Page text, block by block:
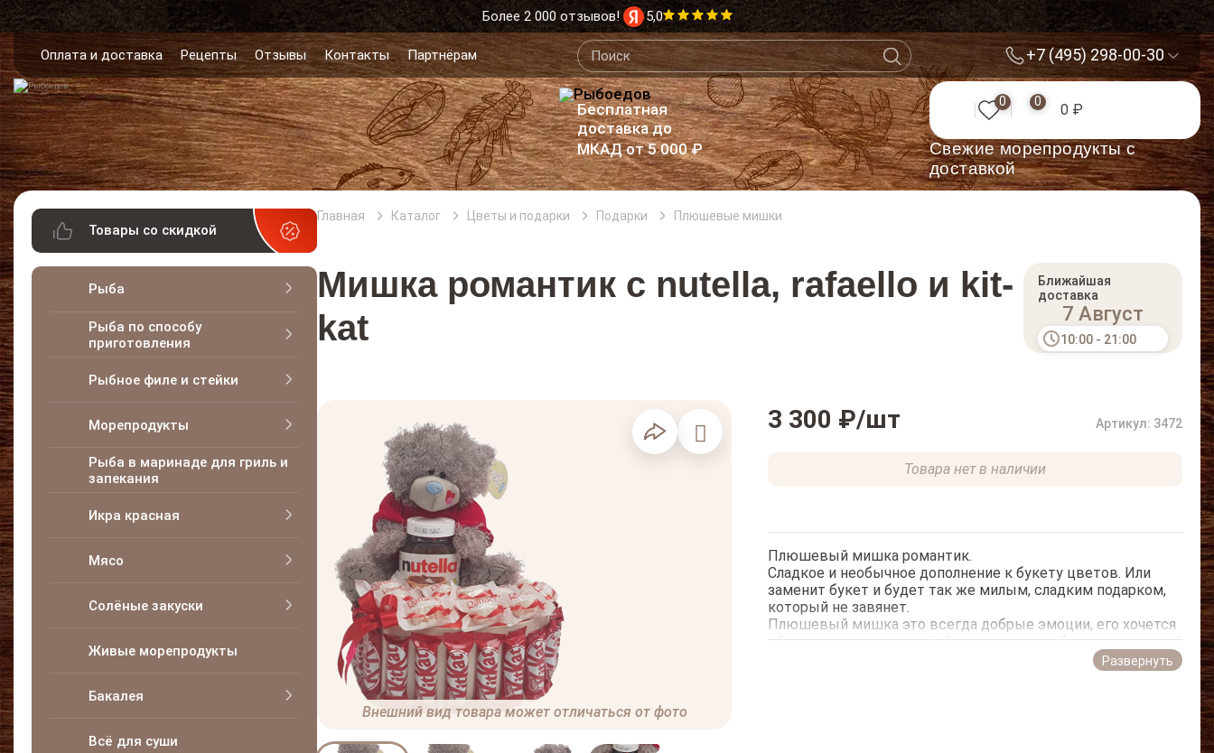
Более 2 000 отзывов! 5,0
Оплата и доставка Рецепты Отзывы Контакты Партнёрам +7 (495) 298-00-30
Бесплатная
доставка до
МКАД от 5 000 ₽
0 0 0 ₽
Cвежие морепродукты с
доставкой
Товары со скидкой
Рыба
Рыба по способу
приготовления
Рыбное филе и стейки
Морепродукты
Рыба в маринаде для гриль и
запекания
Икра красная
Мясо
Солёные закуски
Живые морепродукты
Бакалея
Всё для суши
Главная Каталог Цветы и подарки Подарки Плюшевые мишки
Мишка романтик с nutella, rafaello и kit-
kat
Ближайшая
доставка
7 Август
10:00 - 21:00
Внешний вид товара может отличаться от фото
3 300 ₽/шт Артикул: 3472
Товара нет в наличии
Плюшевый мишка романтик.
Cладкое и необычное дополнение к букету цветов. Или
заменит букет и будет так же милым, сладким подарком,
который не завянет.
Плюшевый мишка это всегда добрые эмоции, его хочется
обнять и отвести домой. Эта композиция беспроигрышный
подарок, которому будут искренне благодарны.
Композиция создана ручной работой. Эксклюзив. В
Развернуть